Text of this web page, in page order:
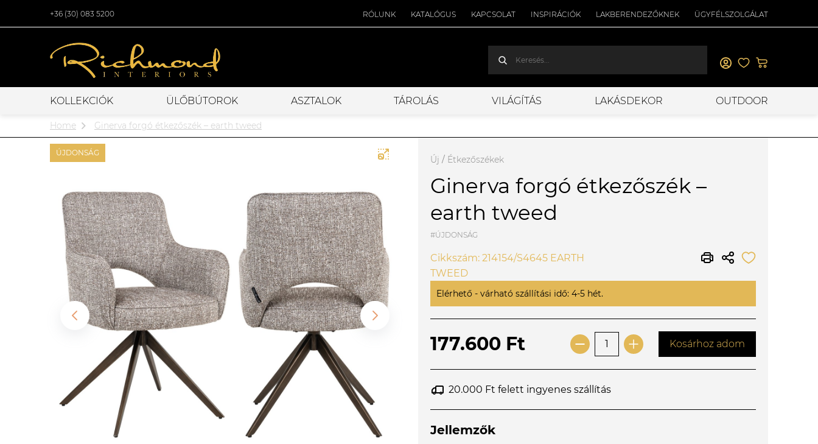
+36 (30) 083 5200 RÓLUNK KATALÓGUS KAPCSOLAT INSPIRÁCIÓK LAKBERENDEZŐKNEK ÜGYFÉLSZOLGÁLAT
KOLLEKCIÓK ÜLŐBÚTOROK ASZTALOK TÁROLÁS VILÁGÍTÁS LAKÁSDEKOR OUTDOOR
Home Ginerva forgó étkezőszék – earth tweed
ÚJDONSÁG
Új / Étkezőszékek
Ginerva forgó étkezőszék –
earth tweed
#ÚJDONSÁG
Cikkszám: 214154/S4645 EARTH
TWEED
Elérhető - várható szállítási idő: 4-5 hét.
177.600 Ft Kosárhoz adom
20.000 Ft felett ingyenes szállítás
Jellemzők